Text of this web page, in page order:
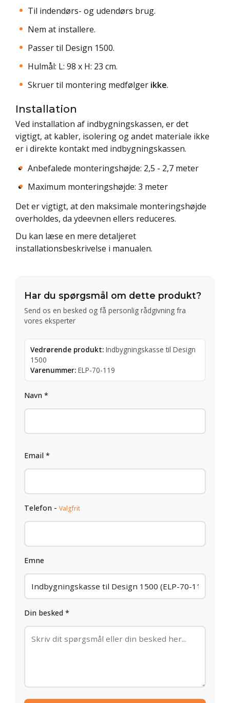
Til indendørs- og udendørs brug.
Nem at installere.
Passer til Design 1500.
Hulmål: L: 98 x H: 23 cm.
Skruer til montering medfølger ikke.
Installation
Ved installation af indbygningskassen, er det
vigtigt, at kabler, isolering og andet materiale ikke
er i direkte kontakt med indbygningskassen.
Anbefalede monteringshøjde: 2,5 - 2,7 meter
Maximum monteringshøjde: 3 meter
Det er vigtigt, at den maksimale monteringshøjde
overholdes, da ydeevnen ellers reduceres.
Du kan læse en mere detaljeret
installationsbeskrivelse i manualen.
Har du spørgsmål om dette produkt?
Send os en besked og få personlig rådgivning fra
vores eksperter
Vedrørende produkt: Indbygningskasse til Design
1500
Varenummer: ELP-70-119
Navn *
Email *
Telefon - Valgfrit
Emne
Din besked *